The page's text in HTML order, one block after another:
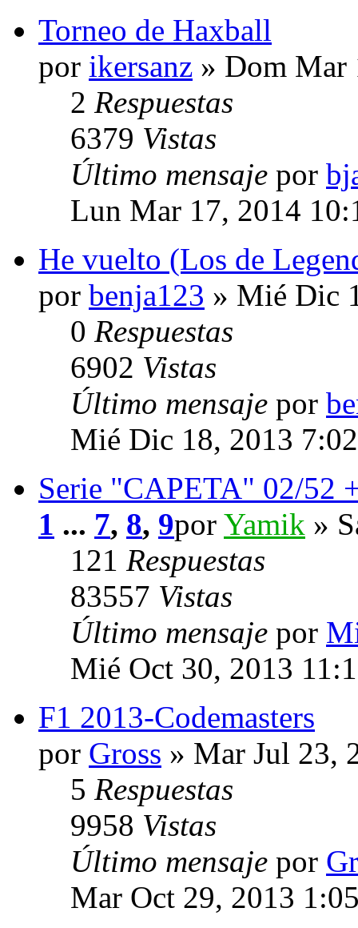
Torneo de Haxball
por ikersanz » Dom Mar
2 Respuestas
6379 Vistas
Último mensaje por
Lun Mar 17, 2014
He vuelto (Los de
por benja123 » Mié Dic
0 Respuestas
6902 Vistas
Último mensaje por
Mié Dic 18, 2013
Serie "CAPETA" 02/52
1 ... 7, 8, 9por Yamik »
121 Respuestas
83557 Vistas
Último mensaje por
Mié Oct 30, 2013
F1 2013-Codemasters
por Gross » Mar Jul 23,
5 Respuestas
9958 Vistas
Último mensaje por
Mar Oct 29, 2013